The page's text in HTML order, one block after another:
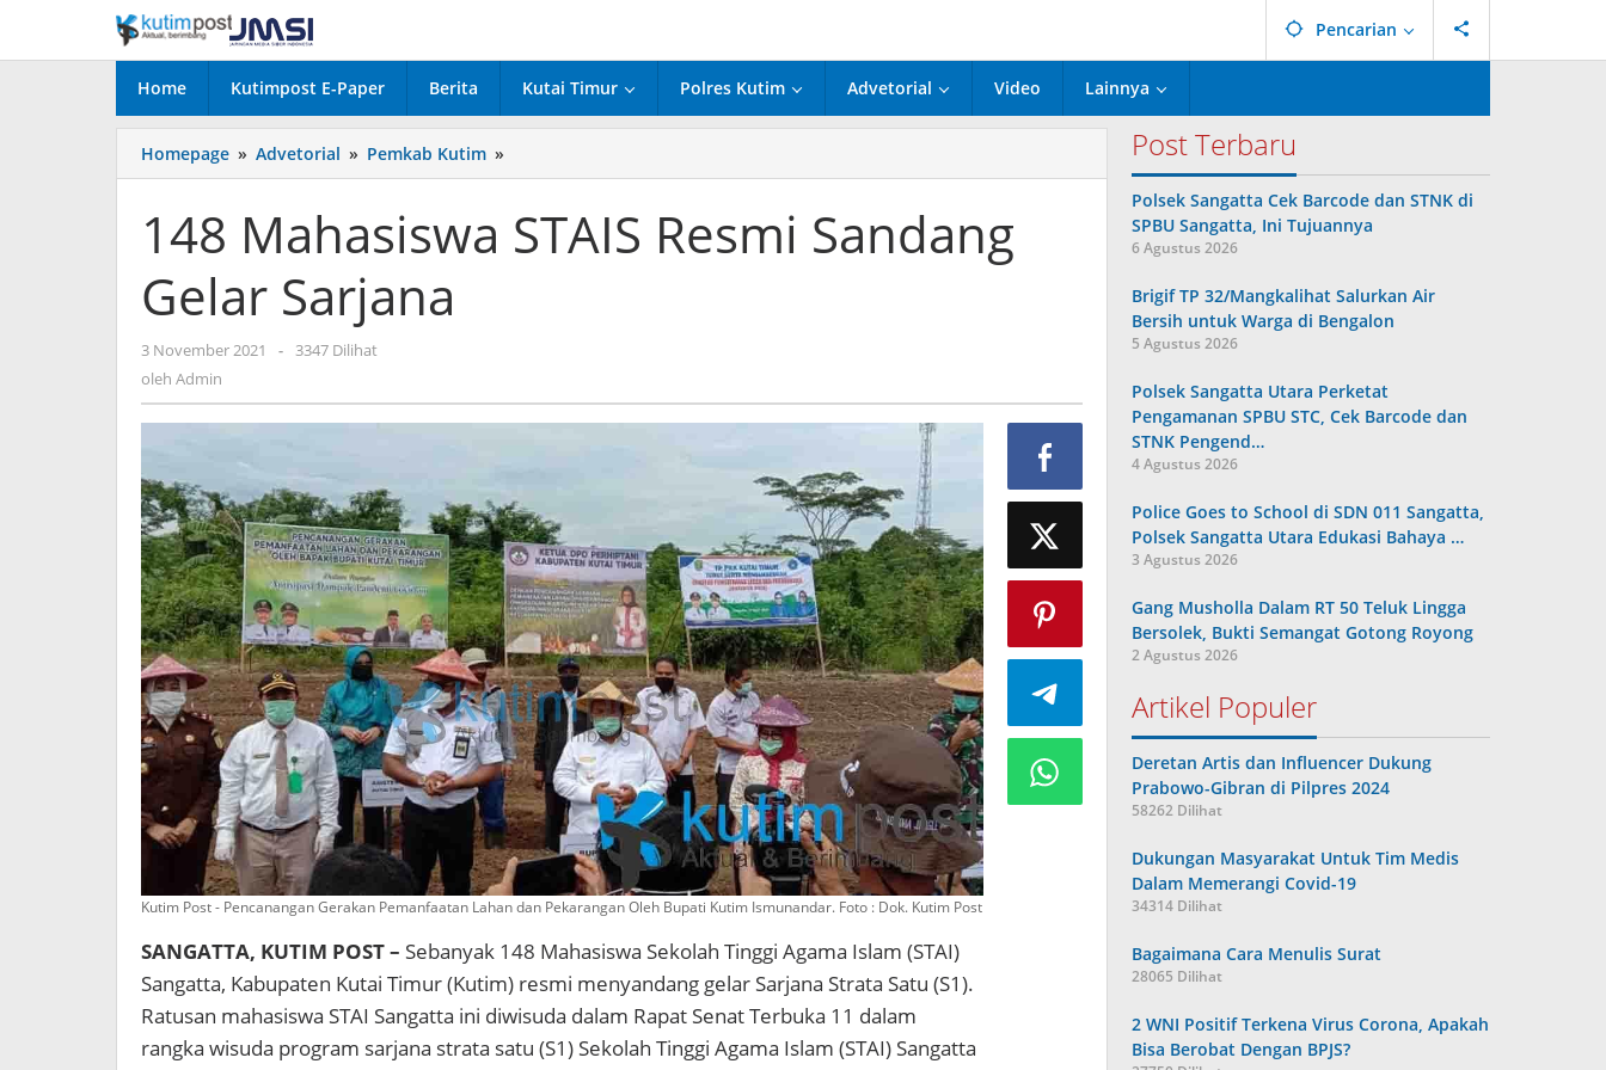
konten
Pencarian
Home Kutimpost E-Paper Berita Kutai Timur Polres Kutim Advetorial Video Lainnya
Homepage » Advetorial » Pemkab Kutim »
Mahasiswa
Resmi
Sandang
148 Mahasiswa STAIS Resmi Sandang
Gelar Sarjana
3 November 2021
oleh
- 3347 Dilihat
oleh Admin
Kutim Post - Pencanangan Gerakan Pemanfaatan Lahan dan Pekarangan Oleh Bupati Kutim Ismunandar. Foto : Dok. Kutim Post
SANGATTA, KUTIM POST – Sebanyak 148 Mahasiswa Sekolah Tinggi Agama Islam (STAI)
Sangatta, Kabupaten Kutai Timur (Kutim) resmi menyandang gelar Sarjana Strata Satu (S1).
Ratusan mahasiswa STAI Sangatta ini diwisuda dalam Rapat Senat Terbuka 11 dalam
rangka wisuda program sarjana strata satu (S1) Sekolah Tinggi Agama Islam (STAI) Sangatta
Post Terbaru
Polsek Sangatta Cek Barcode dan STNK di
SPBU Sangatta, Ini Tujuannya
6 Agustus 2026
Brigif TP 32/Mangkalihat Salurkan Air
Bersih untuk Warga di Bengalon
5 Agustus 2026
Polsek Sangatta Utara Perketat
Pengamanan SPBU STC, Cek Barcode dan
STNK Pengend…
4 Agustus 2026
Police Goes to School di SDN 011 Sangatta,
Polsek Sangatta Utara Edukasi Bahaya …
3 Agustus 2026
Gang Musholla Dalam RT 50 Teluk Lingga
Bersolek, Bukti Semangat Gotong Royong
2 Agustus 2026
Artikel Populer
Deretan Artis dan Influencer Dukung
Prabowo-Gibran di Pilpres 2024
58262 Dilihat
Dukungan Masyarakat Untuk Tim Medis
Dalam Memerangi Covid-19
34314 Dilihat
Bagaimana Cara Menulis Surat
28065 Dilihat
2 WNI Positif Terkena Virus Corona, Apakah
Bisa Berobat Dengan BPJS?